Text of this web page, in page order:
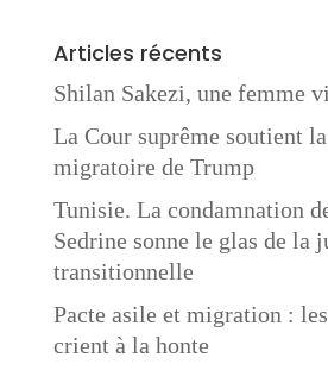
Articles récents
Shilan Sakezi, une femme
La Cour suprême soutient
migratoire de Trump
Tunisie. La condamnation
Sedrine sonne le glas de la
transitionnelle
Pacte asile et migration :
crient à la honte